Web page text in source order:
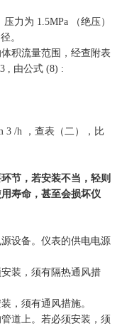
力为 1.5MPa （绝压）
。
积流量范围，经查附表
, 由公式 (8) :
3 /h ，查表（二），比
节，若安装不当，轻则
寿命，甚至会损坏仪
设备。仪表的供电电源
装，须有隔热通风措
，须有通风措施。
道上。若必须安装，须